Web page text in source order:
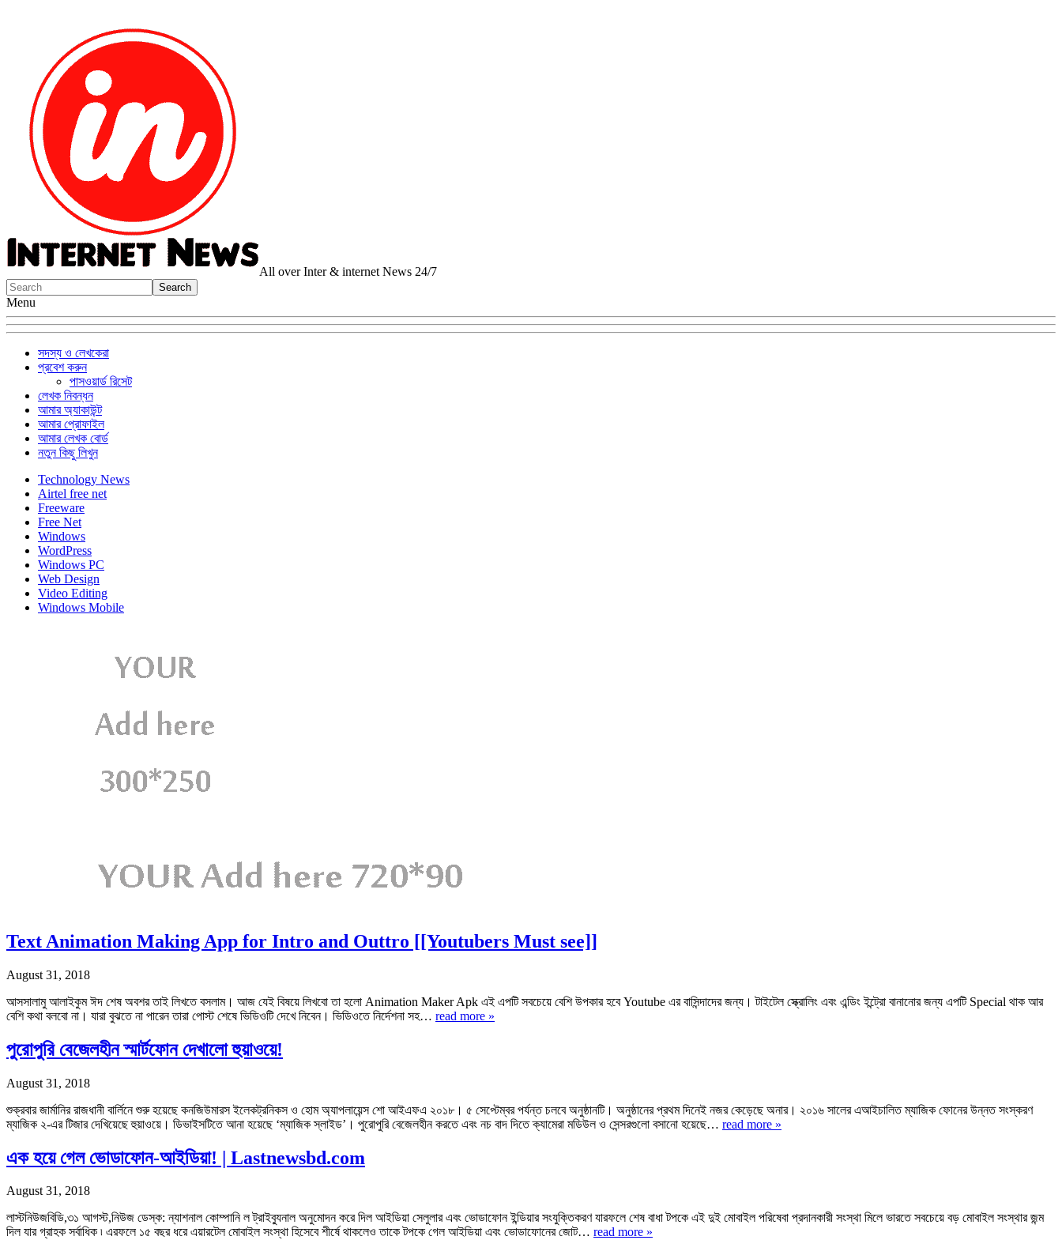
All over Inter & internet News 24/7
Menu
সদস্য ও লেখকেরা
প্রবেশ করুন
পাসওয়ার্ড রিসেট
লেখক নিবন্ধন
আমার অ্যাকাউন্ট
আমার প্রোফাইল
আমার লেখক বোর্ড
নতুন কিছু লিখুন
Technology News
Airtel free net
Freeware
Free Net
Windows
WordPress
Windows PC
Web Design
Video Editing
Windows Mobile
Text Animation Making App for Intro and Outtro [[Youtubers Must see]]
August 31, 2018
আসসালামু আলাইকুম ঈদ শেষ অবশর তাই লিখতে বসলাম। আজ যেই বিষয়ে লিখবো তা হলো Animation Maker Apk এই এপটি সবচেয়ে বেশি উপকার হবে Youtube এর বাসিন্দাদের জন্য। টাইটেল স্ক্রোলিং এবং এন্ডিং ইন্ট্রো বানানোর জন্য এপটি Special থাক আর
বেশি কথা বলবো না। যারা বুঝতে না পারেন তারা পোস্ট শেষে ভিডিওটি দেখে নিবেন। ভিডিওতে নির্দেশনা সহ… read more »
পুরোপুরি বেজেলহীন স্মার্টফোন দেখালো হুয়াওয়ে!
August 31, 2018
শুক্রবার জার্মানির রাজধানী বার্লিনে শুরু হয়েছে কনজিউমারস ইলেকট্রনিকস ও হোম অ্যাপলায়েন্স শো আইএফএ ২০১৮। ৫ সেপ্টেম্বর পর্যন্ত চলবে অনুষ্ঠানটি। অনুষ্ঠানের প্রথম দিনেই নজর কেড়েছে অনার। ২০১৬ সালের এআইচালিত ম্যাজিক ফোনের উন্নত সংস্করণ
ম্যাজিক ২-এর টিজার দেখিয়েছে হুয়াওয়ে। ডিভাইসটিতে আনা হয়েছে ‘ম্যাজিক স্লাইড’। পুরোপুরি বেজেলহীন করতে এবং নচ বাদ দিতে ক্যামেরা মডিউল ও সেন্সরগুলো বসানো হয়েছে… read more »
এক হয়ে গেল ভোডাফোন-আইডিয়া! | Lastnewsbd.com
August 31, 2018
লাস্টনিউজবিডি,৩১ আগস্ট,নিউজ ডেস্ক: ন্যাশনাল কোম্পানি ল ট্রাইব্যুনাল অনুমোদন করে দিল আইডিয়া সেলুলার এবং ভোডাফোন ইন্ডিয়ার সংযুক্তিকরণ যারফলে শেষ বাধা টপকে এই দুই মোবাইল পরিষেবা প্রদানকারী সংস্থা মিলে ভারতে সবচেয়ে বড় মোবাইল সংস্থার জন্ম
দিল যার গ্রাহক সর্বাধিক ৷ এরফলে ১৫ বছর ধরে এয়ারটেল মোবাইল সংস্থা হিসেবে শীর্ষে থাকলেও তাকে টপকে গেল আইডিয়া এবং ভোডাফোনের জোট… read more »